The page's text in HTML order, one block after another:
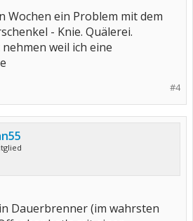
Wochen ein Problem mit dem
- Knie. Quälerei.
weil ich eine
#4
Dauerbrenner (im wahrsten